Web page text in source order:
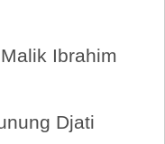
Ibrahim
Djati